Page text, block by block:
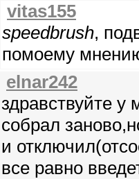
vitas155
speedbrush,
помоему
elnar242
здравствуйте у
собрал
и
все равно